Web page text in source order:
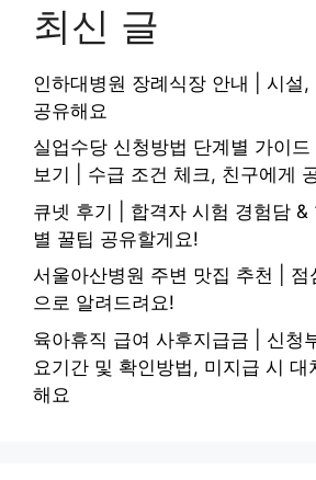
최신 글
인하대병원 장례식장 안내 | 시설,
공유해요
실업수당 신청방법 단계별 가이
보기 | 수급 조건 체크, 친구에게
큐넷 후기 | 합격자 시험 경험담 &
별 꿀팁 공유할게요!
서울아산병원 주변 맛집 추천 | 점
으로 알려드려요!
육아휴직 급여 사후지급금 | 신청
요기간 및 확인방법, 미지급 시 대
해요